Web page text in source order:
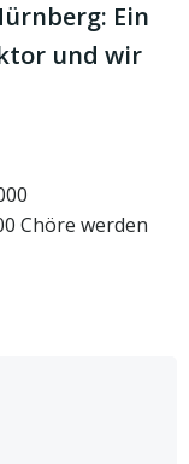
Ein
und wir
Chöre werden